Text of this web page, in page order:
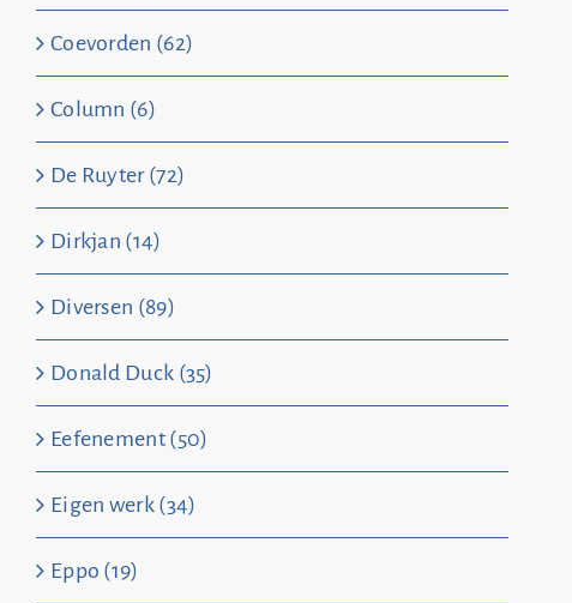
Coevorden (62)
Column (6)
De Ruyter (72)
Dirkjan (14)
Diversen (89)
Donald Duck (35)
Eefenement (50)
Eigen werk (34)
Eppo (19)